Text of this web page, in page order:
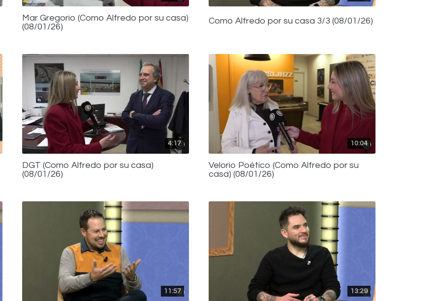
Mar Gregorio (Como Alfredo por su casa)
(08/01/26)
Como Alfredo por su casa 3/3 (08/01/26)
4:17
DGT (Como Alfredo por su casa)
(08/01/26)
10:04
Velorio Poético (Como Alfredo por su
casa) (08/01/26)
11:57 13:29